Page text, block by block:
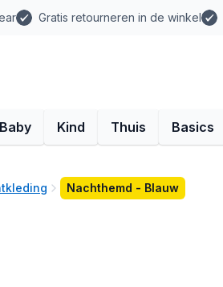
Gratis retourneren in de winkel
Baby Kind Thuis Basics
Nachthemd - Blauw